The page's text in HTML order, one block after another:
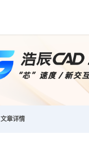
文章详情